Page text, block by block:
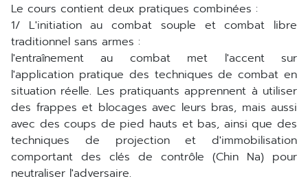
Le cours contient deux pratiques combinées :
1/ L'initiation au combat souple et combat libre
traditionnel sans armes :
l'entraînement au combat met l'accent sur
l'application pratique des techniques de combat en
situation réelle. Les pratiquants apprennent à utiliser
des frappes et blocages avec leurs bras, mais aussi
avec des coups de pied hauts et bas, ainsi que des
techniques de projection et d'immobilisation
comportant des clés de contrôle (Chin Na) pour
neutraliser l'adversaire.